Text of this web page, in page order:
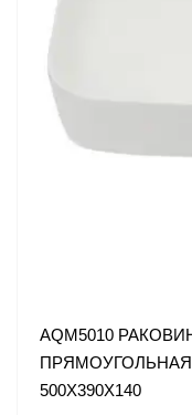
AQM5010
500X390X140